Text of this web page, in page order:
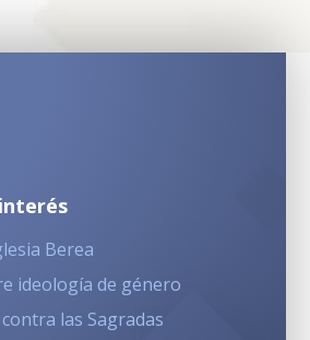
Berea
ideología de género
las Sagradas